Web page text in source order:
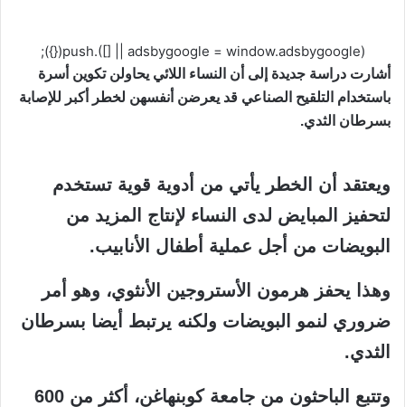
(adsbygoogle = window.adsbygoogle || []).push({});
أشارت دراسة جديدة إلى أن النساء اللائي يحاولن تكوين أسرة
باستخدام التلقيح الصناعي قد يعرضن أنفسهن لخطر أكبر للإصابة
بسرطان الثدي.
ويعتقد أن الخطر يأتي من أدوية قوية تستخدم
لتحفيز المبايض لدى النساء لإنتاج المزيد من
البويضات من أجل عملية أطفال الأنابيب.
وهذا يحفز هرمون الأستروجين الأنثوي، وهو أمر
ضروري لنمو البويضات ولكنه يرتبط أيضا بسرطان
الثدي.
وتتبع الباحثون من جامعة كوبنهاغن، أكثر من 600